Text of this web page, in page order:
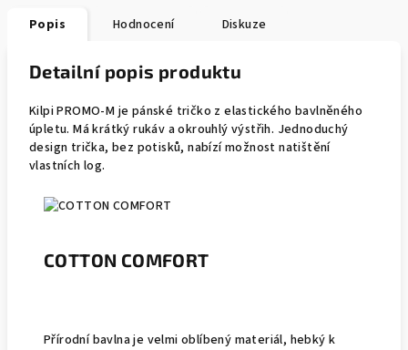
Popis Hodnocení Diskuze
Detailní popis produktu
Kilpi PROMO-M je pánské tričko z elastického bavlněného
úpletu. Má krátký rukáv a okrouhlý výstřih. Jednoduchý
design trička, bez potisků, nabízí možnost natištění
vlastních log.
COTTON COMFORT
Přírodní bavlna je velmi oblíbený materiál, hebký k